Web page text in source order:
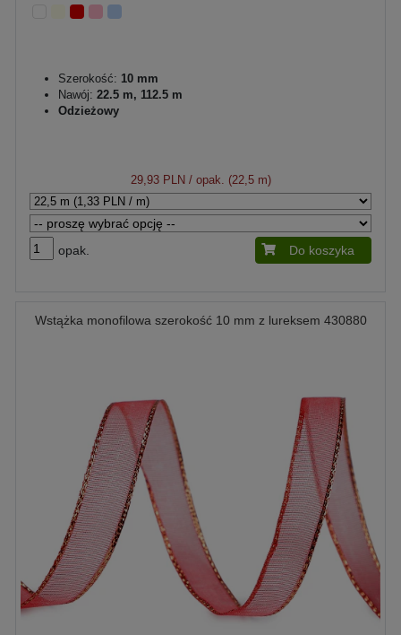
Szerokość: 10 mm
Nawój: 22.5 m, 112.5 m
Odzieżowy
29,93 PLN/ opak. (22,5 m)
opak. Do koszyka
Wstążka monofilowa szerokość 10 mm z lureksem 430880